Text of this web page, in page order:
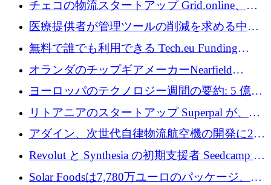
保
チェコの物流スタートアップ Grid.online、配
送量が 1 年で 10 倍に増加し、400 万ユーロの
医療提供者が管理ツールの削減を求める中、
a16z が Prosper AI を 3,000 万ドルで支援
無料で誰でも利用できる Tech.eu Funding
Explorer のご紹介
オランダのチップギアメーカーNearfield
Instrumentsが3億8,000万ドルを調達
ヨーロッパのテクノロジー週間の要約: 5 億
8,500 万ユーロを超える 60 以上のテクノロジ
ー資金調達取引
リトアニアのスタートアップ Superpal が、
Slack 内に構築された AI コワーカー プラット
アダイン、次世代自律物流航空機の開発に250
万ユーロを確保
Revolut と Synthesia の初期支援者 Seedcamp が
3 億 2,000 万ドルを調達、米国に投資
Solar Foodsは7,780万ユーロのパッケージ、5